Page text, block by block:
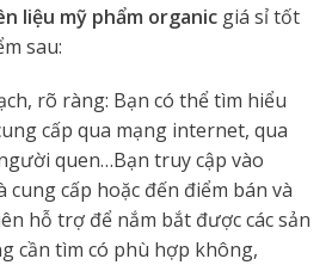
liệu mỹ phẩm organic giá sỉtốt
sau:
rõ ràng: Bạn có thể tìm hiểu
cấp qua mạng internet, qua
quen…Bạn truy cập vào
cung cấp hoặc đến điểm bán và
hỗ trợ để nắm bắt được các sản
cần tìm có phù hợp không,